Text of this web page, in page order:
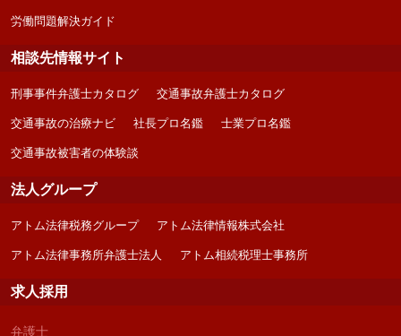
労働問題解決ガイド
相談先情報サイト
刑事事件弁護士カタログ 交通事故弁護士カタログ
交通事故の治療ナビ 社長プロ名鑑 士業プロ名鑑
交通事故被害者の体験談
法人グループ
アトム法律税務グループ アトム法律情報株式会社
アトム法律事務所弁護士法人 アトム相続税理士事務所
求人採用
弁護士